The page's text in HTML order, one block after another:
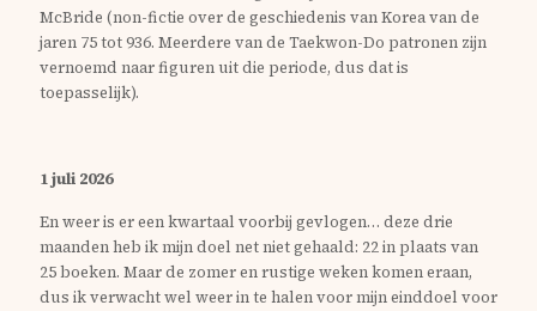
McBride (non-fictie over de geschiedenis van Korea van de
jaren 75 tot 936. Meerdere van de Taekwon-Do patronen zijn
vernoemd naar figuren uit die periode, dus dat is
toepasselijk).
1 juli 2026
En weer is er een kwartaal voorbij gevlogen… deze drie
maanden heb ik mijn doel net niet gehaald: 22 in plaats van
25 boeken. Maar de zomer en rustige weken komen eraan,
dus ik verwacht wel weer in te halen voor mijn einddoel voor